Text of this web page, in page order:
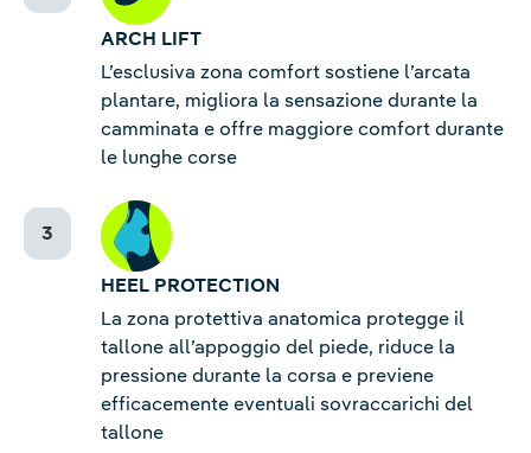
ARCH LIFT
L’esclusiva zona comfort sostiene l’arcata
plantare, migliora la sensazione durante la
camminata e offre maggiore comfort durante
le lunghe corse
HEEL PROTECTION
La zona protettiva anatomica protegge il
tallone all’appoggio del piede, riduce la
pressione durante la corsa e previene
efficacemente eventuali sovraccarichi del
tallone